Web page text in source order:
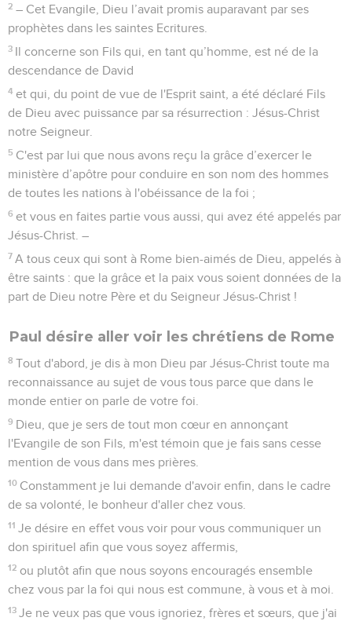
2 – Cet Evangile, Dieu l’avait promis auparavant par ses
prophètes dans les saintes Ecritures.
3 Il concerne son Fils qui, en tant qu’homme, est né de la
descendance de David
4 et qui, du point de vue de l'Esprit saint, a été déclaré Fils
de Dieu avec puissance par sa résurrection : Jésus-Christ
notre Seigneur.
5 C'est par lui que nous avons reçu la grâce d’exercer le
ministère d’apôtre pour conduire en son nom des hommes
de toutes les nations à l'obéissance de la foi ;
6 et vous en faites partie vous aussi, qui avez été appelés par
Jésus-Christ. –
7 A tous ceux qui sont à Rome bien-aimés de Dieu, appelés à
être saints : que la grâce et la paix vous soient données de la
part de Dieu notre Père et du Seigneur Jésus-Christ !
Paul désire aller voir les chrétiens de Rome
8 Tout d'abord, je dis à mon Dieu par Jésus-Christ toute ma
reconnaissance au sujet de vous tous parce que dans le
monde entier on parle de votre foi.
9 Dieu, que je sers de tout mon cœur en annonçant
l'Evangile de son Fils, m'est témoin que je fais sans cesse
mention de vous dans mes prières.
10 Constamment je lui demande d'avoir enfin, dans le cadre
de sa volonté, le bonheur d'aller chez vous.
11 Je désire en effet vous voir pour vous communiquer un
don spirituel afin que vous soyez affermis,
12 ou plutôt afin que nous soyons encouragés ensemble
chez vous par la foi qui nous est commune, à vous et à moi.
13 Je ne veux pas que vous ignoriez, frères et sœurs, que j'ai